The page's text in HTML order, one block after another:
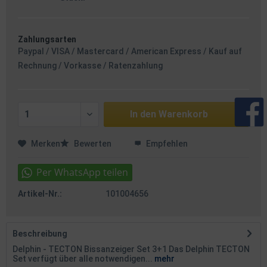
Zahlungsarten
Paypal / VISA / Mastercard / American Express / Kauf auf
Rechnung / Vorkasse / Ratenzahlung
In den Warenkorb
Merken Bewerten Empfehlen
Artikel-Nr.: 101004656
Beschreibung
Delphin - TECTON Bissanzeiger Set 3+1 Das Delphin TECTON
Set verfügt über alle notwendigen...
mehr